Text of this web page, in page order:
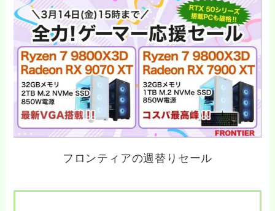
フロンティアの週替りセール